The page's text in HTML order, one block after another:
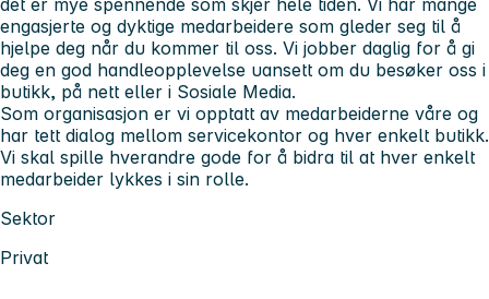
det er mye spennende som skjer hele tiden. Vi har mange
engasjerte og dyktige medarbeidere som gleder seg til å
hjelpe deg når du kommer til oss. Vi jobber daglig for å gi
deg en god handleopplevelse uansett om du besøker oss i
butikk, på nett eller i Sosiale Media.
Som organisasjon er vi opptatt av medarbeiderne våre og
har tett dialog mellom servicekontor og hver enkelt butikk.
Vi skal spille hverandre gode for å bidra til at hver enkelt
medarbeider lykkes i sin rolle.
Sektor
Privat